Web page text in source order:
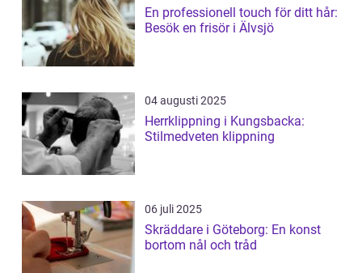
En professionell touch för ditt hår:
Besök en frisör i Älvsjö
04 augusti 2025
Herrklippning i Kungsbacka:
Stilmedveten klippning
06 juli 2025
Skräddare i Göteborg: En konst
bortom nål och tråd